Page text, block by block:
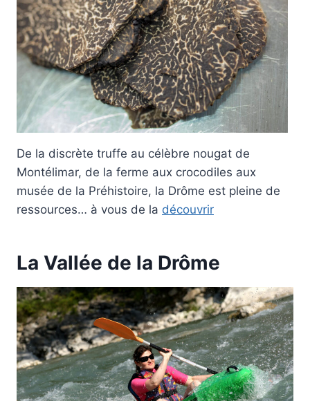
De la discrète truffe au célèbre nougat de
Montélimar, de la ferme aux crocodiles aux
musée de la Préhistoire, la Drôme est pleine de
ressources… à vous de la découvrir
La Vallée de la Drôme